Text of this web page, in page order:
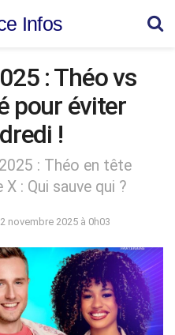
Infos
: Théo vs
pour éviter
!
: Théo en tête
: Qui sauve qui ?
novembre 2025 à 0h03